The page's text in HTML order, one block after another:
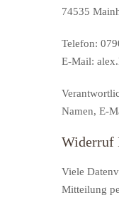
74535
Telefon:
E-Mail:
Namen, E-
Widerruf
Viele
Mitteilung